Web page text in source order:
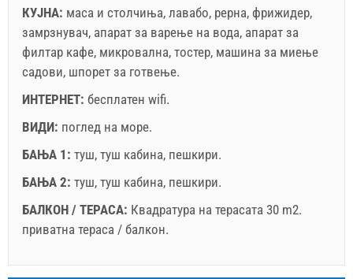
КУЈНА: маса и столчиња, лавабо, рерна, фрижидер,
замрзнувач, апарат за варење на вода, апарат за
филтар кафе, микровална, тостер, машина за миење
садови, шпорет за готвење.
ИНТЕРНЕТ: бесплатен wifi.
ВИДИ: поглед на море.
БАЊА 1: туш, туш кабина, пешкири.
БАЊА 2: туш, туш кабина, пешкири.
БАЛКОН / ТЕРАСА: Квадратура на терасата 30 m2.
приватна тераса / балкон.